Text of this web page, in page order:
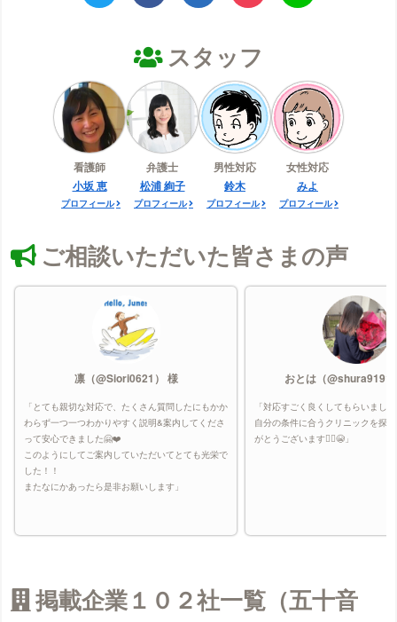
スタッフ
看護師
小坂 恵
プロフィール
弁護士
松浦 絢子
プロフィール
男性対応
鈴木
プロフィール
女性対応
みよ
プロフィール
ご相談いただいた皆さまの声
凛（@Siori0621） 様
「とても親切な対応で、たくさん質問したにもかか
わらず一つ一つわかりやすく説明&案内してくださ
って安心できました🤗❤️
このようにしてご案内していただいてとても光栄で
した！！
またなにかあったら是非お願いします」
おとは（
「対応すごく良くしてもらいまし
自分の条件に合うクリニックを探
がとうございます🙇‍♀️😭」
掲載企業１０２社一覧（五十音